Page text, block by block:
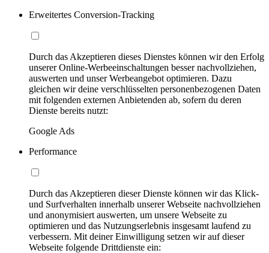
Erweitertes Conversion-Tracking
Durch das Akzeptieren dieses Dienstes können wir den Erfolg
unserer Online-Werbeeinschaltungen besser nachvollziehen,
auswerten und unser Werbeangebot optimieren. Dazu
gleichen wir deine verschlüsselten personenbezogenen Daten
mit folgenden externen Anbietenden ab, sofern du deren
Dienste bereits nutzt:
Google Ads
Performance
Durch das Akzeptieren dieser Dienste können wir das Klick-
und Surfverhalten innerhalb unserer Webseite nachvollziehen
und anonymisiert auswerten, um unsere Webseite zu
optimieren und das Nutzungserlebnis insgesamt laufend zu
verbessern. Mit deiner Einwilligung setzen wir auf dieser
Webseite folgende Drittdienste ein: